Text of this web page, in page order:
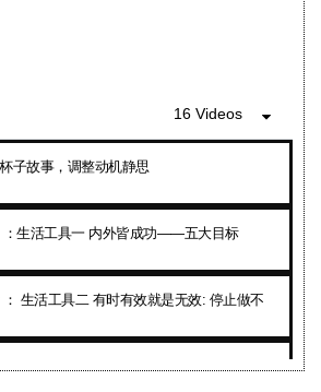
16 Videos
子故事，调整动机静思
：生活工具一 内外皆成功——五大目标
生活工具二 有时有效就是无效: 停止做不起作用
生活工具三 笔的故事 +投票